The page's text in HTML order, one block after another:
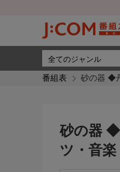
番組表 砂の器 ◆
砂の器 ◆
ツ・音楽